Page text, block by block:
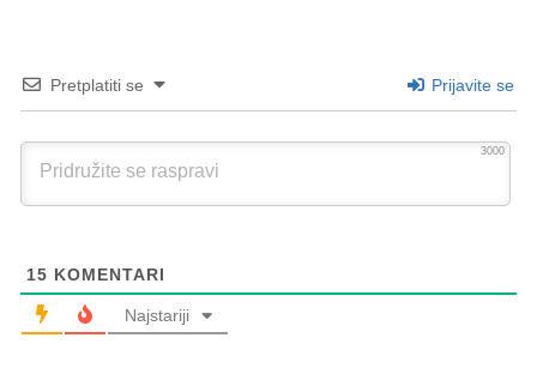
Pretplatiti se Prijavite se
3000
15 KOMENTARI
Najstariji